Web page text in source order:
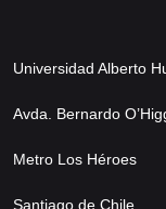
Universidad Alberto
Avda. Bernardo
Metro Los Héroes
Santiago de Chile